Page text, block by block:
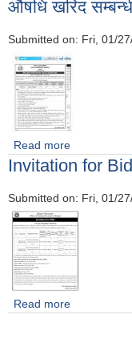
औषधि खरिद
Submitted on: Fri, 01/
Read more
Invitation for
Submitted on: Fri, 01/
Read more